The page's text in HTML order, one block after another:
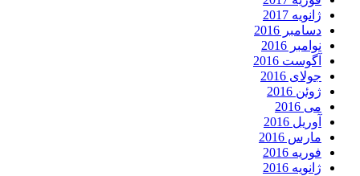
ژانویه 2017
دسامبر 2016
نوامبر 2016
آگوست 2016
جولای 2016
ژوئن 2016
می 2016
آوریل 2016
مارس 2016
فوریه 2016
ژانویه 2016